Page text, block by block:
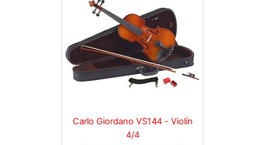
Carlo Giordano VS144 - Violín
4/4